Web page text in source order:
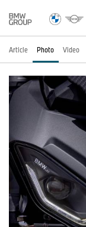
Article Photo Video